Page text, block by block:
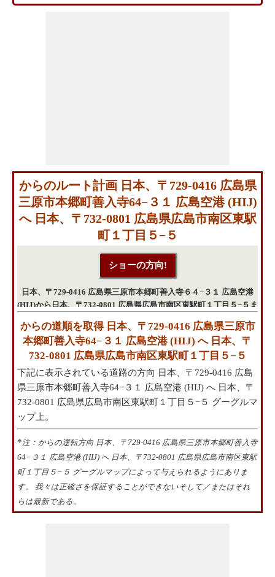
からのルート計画 日本、〒729-0416 広島県
三原市本郷町善入寺64−３１ 広島空港 (HIJ)
へ 日本、〒732-0801 広島県広島市南区東駅
町１丁目５−５
日本、〒729-0416 広島県三原市本郷町善入寺６４−３１ 広島空港
(HIJ)から日本、〒732-0801 広島県広島市南区東駅町１丁目５−５ま
からの道順を取得 日本、〒729-0416 広島県三原市
本郷町善入寺64−３１ 広島空港 (HIJ) へ 日本、〒
732-0801 広島県広島市南区東駅町１丁目５−５
下記に表示されている道路の方向 日本、〒729-0416 広島
県三原市本郷町善入寺64−３１ 広島空港 (HIJ) へ 日本、〒
732-0801 広島県広島市南区東駅町１丁目５−５ グーグルマ
ップ上。
* 注：からの運転方向 日本、〒729-0416 広島県三原市本郷町善入寺
64−３１ 広島空港 (HIJ) へ 日本、〒732-0801 広島県広島市南区東駅
町１丁目５−５ グーグルマップによって与えられるようにありま
す。 我々は正確さを保証することができないそして／またはそれ
らは最新である。